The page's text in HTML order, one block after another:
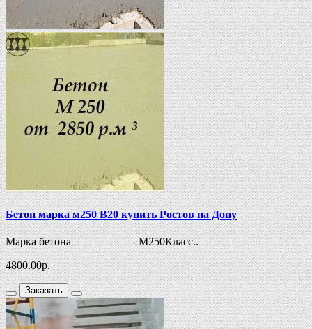
Бетон марка м250 В20 купить Ростов на Дону
Марка бетона - М250Класс..
4800.00р.
Заказать